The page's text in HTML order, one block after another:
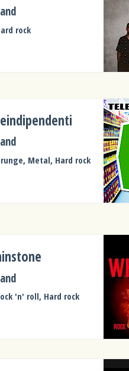
rock
Metal, Hard rock
'n' roll, Hard rock